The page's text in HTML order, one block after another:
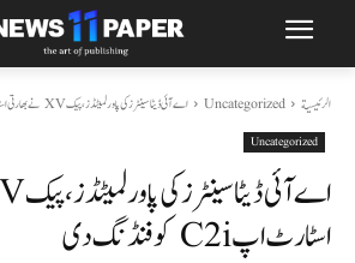
الرئيسية Uncategorized اے آئی ڈیٹا سینٹرز کی پاور لمیٹڈز، پیک XV نے بھارتی اسٹارٹ...
Uncategorized
اسٹارٹ اپ C2i کو فنڈنگ دی